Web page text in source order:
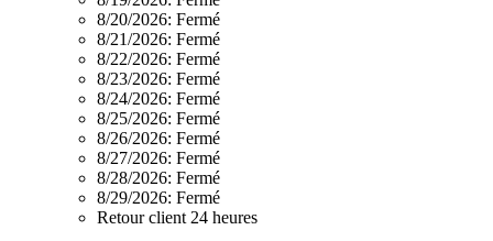
8/20/2026: Fermé
8/21/2026: Fermé
8/22/2026: Fermé
8/23/2026: Fermé
8/24/2026: Fermé
8/25/2026: Fermé
8/26/2026: Fermé
8/27/2026: Fermé
8/28/2026: Fermé
8/29/2026: Fermé
Retour client 24 heures